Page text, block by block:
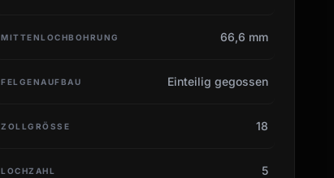
MITTENLOCHBOHRUNG 66,6 mm
FELGENAUFBAU Einteilig gegossen
ZOLLGRÖSSE 18
LOCHZAHL 5